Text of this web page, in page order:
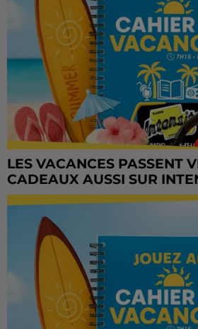
LES VACANCES PASSENT
CADEAUX AUSSI SUR